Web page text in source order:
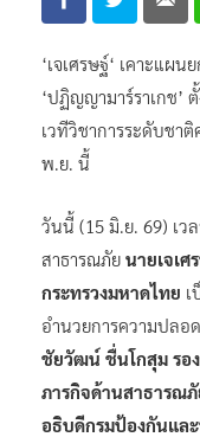
‘เจเศรษฐ์‘ เคาะแผ
‘ปฏิญญามาร์ราเกช’
เวทีวิชาการระดับชา
พ.ย. นี้
วันนี้ (15 มิ.ย. 69) เว
สาธารณภัย นายเจเศ
กระทรวงมหาดไทย
อำนวยการความปลอ
ชัยวัฒน์ ชื่นโกสุม รอ
ภารกิจด้านสาธารณ
อธิบดีกรมป้องกันแล